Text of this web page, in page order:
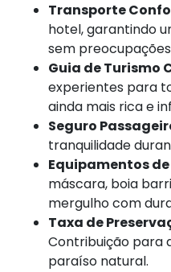
Transporte
hotel, garantindo
sem
Guia de Turismo
experientes para
ainda mais rica e
Seguro
tranquilidade
Equipamentos
máscara, boia
mergulho com
Taxa de
Contribuição para
paraíso natural.